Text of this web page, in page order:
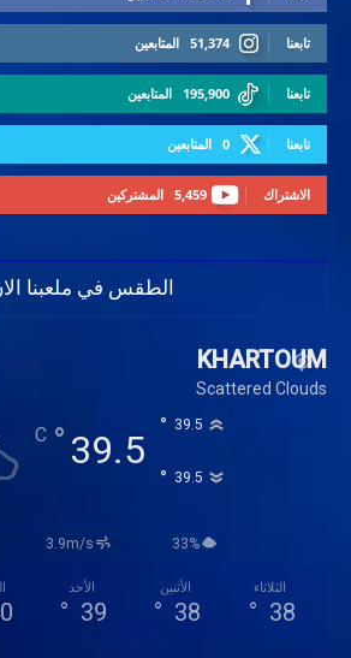
51,374 المتابعين تابعنا
195,900 المتابعين تابعنا
0 المتابعين تابعنا
5,459 المشتركين الاشتراك
الطقس في ملعبنا
KHARTOUM
Scattered Clouds
39.5
°
C 39.5
°
39.5
°
3.9m/s 33%
الأحد
39
°
الأثنين
38
°
الثلاثاء
38
°